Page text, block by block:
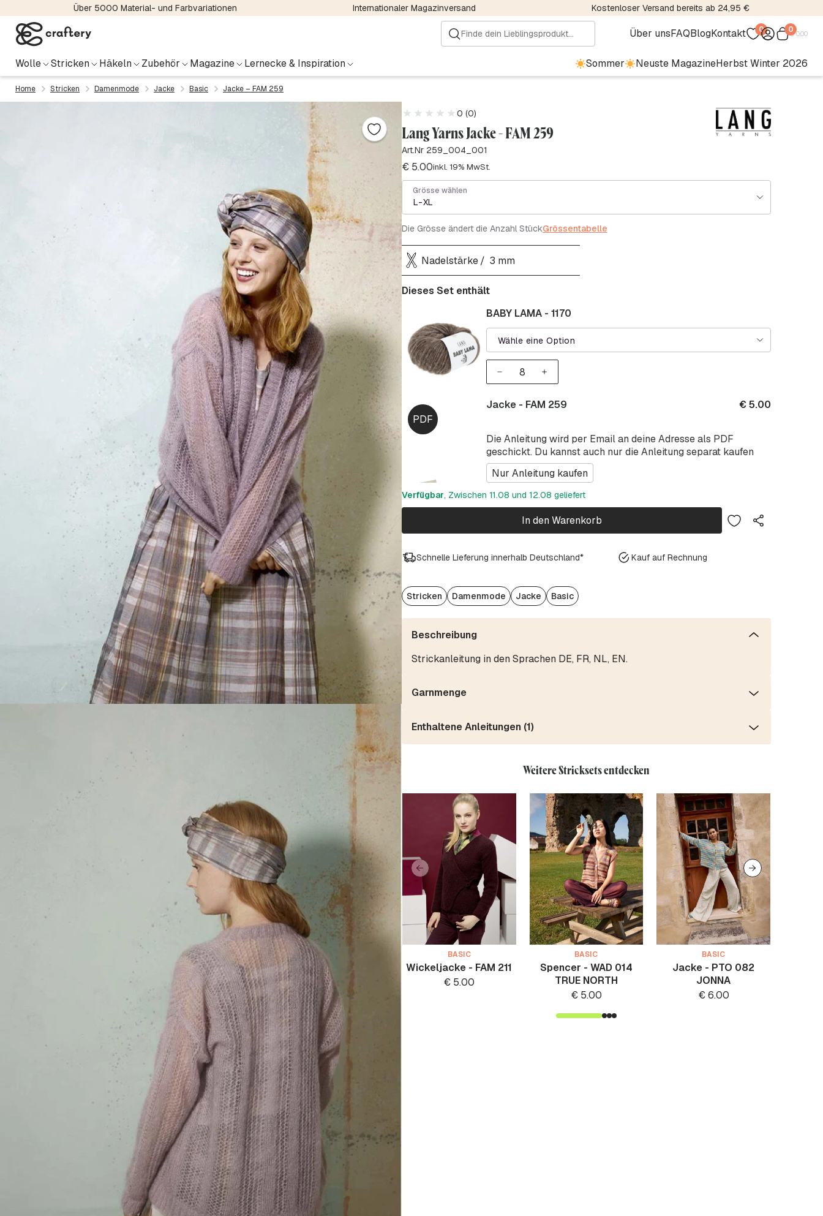
Über 5000 Material- und Farbvariationen Internationaler Magazinversand Kostenloser Versand bereits ab 24,95 €
Über unsFAQBlogKontakt 0 0€0.00
Wolle Stricken Häkeln Zubehör Magazine Lernecke & Inspiration Sommer Neuste MagazineHerbst Winter 2026
Home Stricken Damenmode Jacke Basic Jacke – FAM 259
0 (0)
Lang Yarns Jacke - FAM 259
Art.Nr 259_004_001
€5.00inkl. 19% MwSt.
Grösse wählen
L-XL
Die Grösse ändert die Anzahl StückGrössentabelle
Nadelstärke 3 mm
Dieses Set enthält
Wähle eine Option
BABY LAMA - 1170
Die Anleitung wird per Email an deine Adresse als PDF
geschickt. Du kannst auch nur die Anleitung separat kaufen
Nur Anleitung kaufen
Jacke - FAM 259 €5.00
Verfügbar, Zwischen 11.08 und 12.08 geliefert
In den Warenkorb
Schnelle Lieferung innerhalb Deutschland* Kauf auf Rechnung
Stricken Damenmode Jacke Basic
Beschreibung
Strickanleitung in den Sprachen DE, FR, NL, EN.
Garnmenge
Enthaltene Anleitungen (1)
Weitere Stricksets entdecken
BASIC
Wickeljacke - FAM 211
€ 5.00
BASIC
Spencer - WAD 014
TRUE NORTH
€5.00
BASIC
Jacke - PTO 082
JONNA
€6.00